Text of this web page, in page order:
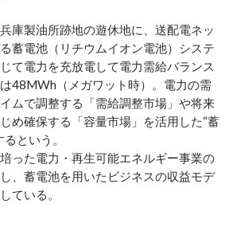
庫製油所跡地の遊休地に、送配電ネッ
蓄電池（リチウムイオン電池）システ
て電力を充放電して電力需給バランス
48MWh（メガワット時）。電力の需
ムで調整する「需給調整市場」や将来
め確保する「容量市場」を活用した“蓄
するという。
った電力・再生可能エネルギー事業の
、蓄電池を用いたビジネスの収益モデ
ている。